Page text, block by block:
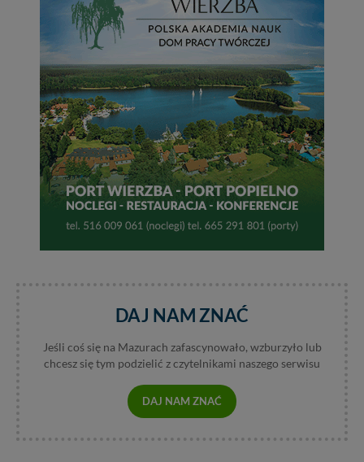
DAJ NAM ZNAĆ
Jeśli coś się na Mazurach zafascynowało, wzburzyło lub
chcesz się tym podzielić z czytelnikami naszego serwisu
DAJ NAM ZNAĆ